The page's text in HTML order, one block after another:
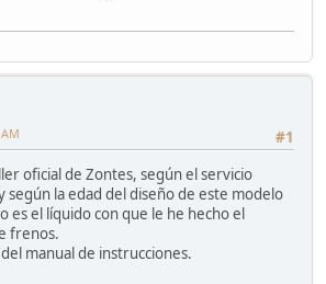
#1
oficial de Zontes, según el servicio
según la edad del diseño de este modelo
es el líquido con que le he hecho el
frenos.
manual de instrucciones.